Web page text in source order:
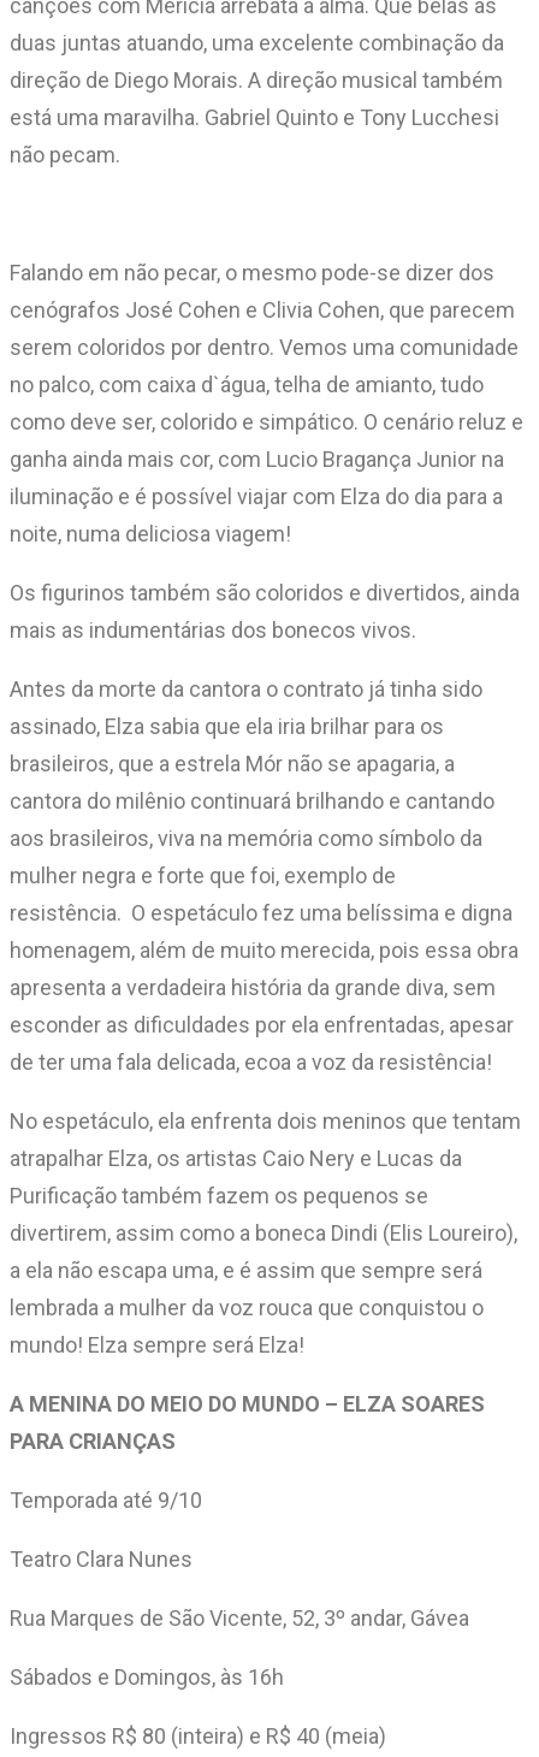
canções com Merícia arrebata a alma. Que belas as
duas juntas atuando, uma excelente combinação da
direção de Diego Morais. A direção musical também
está uma maravilha. Gabriel Quinto e Tony Lucchesi
não pecam.
Falando em não pecar, o mesmo pode-se dizer dos
cenógrafos José Cohen e Clivia Cohen, que parecem
serem coloridos por dentro. Vemos uma comunidade
no palco, com caixa d`água, telha de amianto, tudo
como deve ser, colorido e simpático. O cenário reluz e
ganha ainda mais cor, com Lucio Bragança Junior na
iluminação e é possível viajar com Elza do dia para a
noite, numa deliciosa viagem!
Os figurinos também são coloridos e divertidos, ainda
mais as indumentárias dos bonecos vivos.
Antes da morte da cantora o contrato já tinha sido
assinado, Elza sabia que ela iria brilhar para os
brasileiros, que a estrela Mór não se apagaria, a
cantora do milênio continuará brilhando e cantando
aos brasileiros, viva na memória como símbolo da
mulher negra e forte que foi, exemplo de
resistência. O espetáculo fez uma belíssima e digna
homenagem, além de muito merecida, pois essa obra
apresenta a verdadeira história da grande diva, sem
esconder as dificuldades por ela enfrentadas, apesar
de ter uma fala delicada, ecoa a voz da resistência!
No espetáculo, ela enfrenta dois meninos que tentam
atrapalhar Elza, os artistas Caio Nery e Lucas da
Purificação também fazem os pequenos se
divertirem, assim como a boneca Dindi (Elis Loureiro),
a ela não escapa uma, e é assim que sempre será
lembrada a mulher da voz rouca que conquistou o
mundo! Elza sempre será Elza!
A MENINA DO MEIO DO MUNDO – ELZA SOARES
PARA CRIANÇAS
Temporada até 9/10
Teatro Clara Nunes
Rua Marques de São Vicente, 52, 3º andar, Gávea
Sábados e Domingos, às 16h
Ingressos R$ 80 (inteira) e R$ 40 (meia)